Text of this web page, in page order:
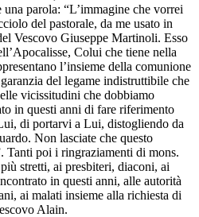
parola: “L’immagine che vorrei
del pastorale, da me usato in
Vescovo Giuseppe Martinoli. Esso
Colui che tiene nella
l’insieme della comunione
del legame indistruttibile che
vicissitudini che dobbiamo
in questi anni di fare riferimento
di portarvi a Lui, distogliendo da
Non lasciate che questo
Tanti poi i ringraziamenti di mons.
stretti, ai presbiteri, diaconi, ai
in questi anni, alle autorità
ai malati insieme alla richiesta di
Alain.